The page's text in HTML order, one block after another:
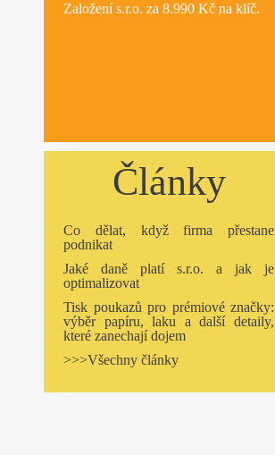
Založení s.r.o. za 8.990 Kč na klíč.
Články
Co dělat, když firma přestane
podnikat
Jaké daně platí s.r.o. a jak je
optimalizovat
Tisk poukazů pro prémiové značky:
výběr papíru, laku a další detaily,
které zanechají dojem
>>>Všechny články